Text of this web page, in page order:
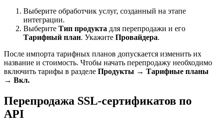
Выберите обработчик услуг, созданный на этапе
интеграции.
Выберите Тип продукта для перепродажи и его
Тарифный план. Укажите Провайдера.
После импорта тарифных планов допускается изменить их
название и стоимость. Чтобы начать перепродажу необходимо
включить тарифы в разделе Продукты → Тарифные планы
→ Вкл.
Перепродажа SSL-сертификатов по
API